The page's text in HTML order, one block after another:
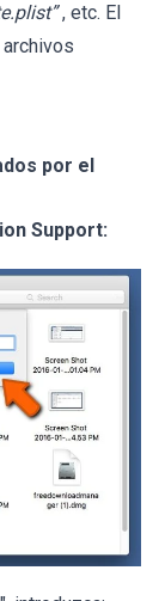
, etc. El
por el
Support: